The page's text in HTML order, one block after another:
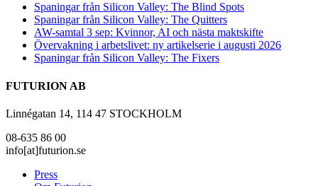
Spaningar från Silicon Valley: The Blind Spots
Spaningar från Silicon Valley: The Quitters
AW-samtal 3 sep: Kvinnor, AI och nästa maktskifte
Övervakning i arbetslivet: ny artikelserie i augusti 2026
Spaningar från Silicon Valley: The Fixers
FUTURION AB
Linnégatan 14, 114 47 STOCKHOLM
08-635 86 00
info[at]futurion.se
Press